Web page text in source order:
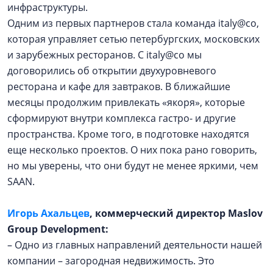
инфраструктуры.
Одним из первых партнеров стала команда italy@co,
которая управляет сетью петербургских, московских
и зарубежных ресторанов. С italy@co мы
договорились об открытии двухуровневого
ресторана и кафе для завтраков. В ближайшие
месяцы продолжим привлекать «якоря», которые
сформируют внутри комплекса гастро- и другие
пространства. Кроме того, в подготовке находятся
еще несколько проектов. О них пока рано говорить,
но мы уверены, что они будут не менее яркими, чем
SAAN.
Игорь Ахальцев, коммерческий директор Maslov
Group Development:
– Одно из главных направлений деятельности нашей
компании – загородная недвижимость. Это